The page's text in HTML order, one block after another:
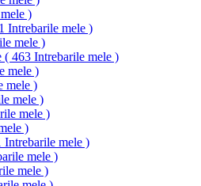
)
Intrebarile mele )
mele )
( 463 Intrebarile mele )
mele )
mele )
mele )
mele )
)
Intrebarile mele )
mele )
mele )